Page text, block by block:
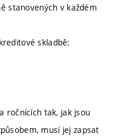
stanovených v každém
skladbě:
ročnících tak, jak jsou
musí jej zapsat